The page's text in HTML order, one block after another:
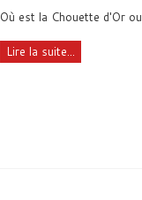
Où est la Chouette d'Or
Lire la suite...